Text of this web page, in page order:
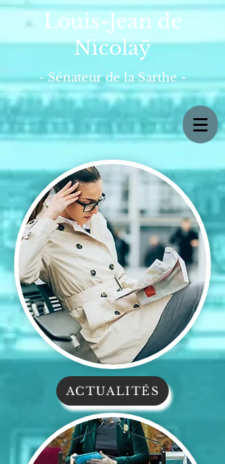
Louis-Jean de
Nicolaÿ
- Sénateur de la Sarthe -
ACTUALITÉS